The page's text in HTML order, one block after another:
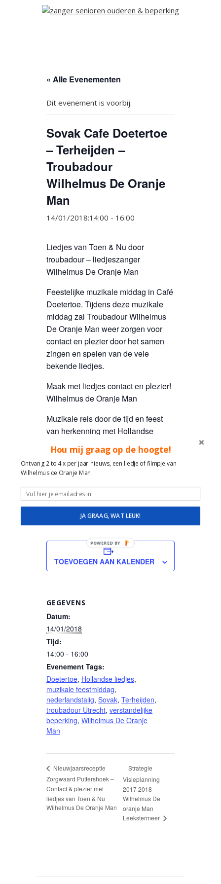
« Alle Evenementen
Dit evenement is voorbij.
Sovak Cafe Doetertoe
– Terheijden –
Troubadour
Wilhelmus De Oranje
Man
14/01/2018:14:00 - 16:00
Liedjes van Toen & Nu door
troubadour – liedjeszanger
Wilhelmus De Oranje Man
Feestelijke muzikale middag in Café
Doetertoe. Tijdens deze muzikale
middag zal Troubadour Wilhelmus
De Oranje Man weer zorgen voor
contact en plezier door het samen
zingen en spelen van de vele
bekende liedjes.
Maak met liedjes contact en plezier!
Wilhelmus de Oranje Man
Muzikale reis door de tijd en feest
van herkenning met Hollandse
liedjes van Toen en nu!
Veel ervaring, plezier, ruimte en
geduld in de omgang met mensen
met dementie, alzheimer,
verstandelijk beperking, lichamelijke
beperking.
TOEVOEGEN AAN KALENDER
GEGEVENS
Datum:
14/01/2018
Tijd:
14:00 - 16:00
Evenement Tags:
Doetertoe, Hollandse liedjes,
muzikale feestmiddag,
nederlandstalig, Sovak, Terheijden,
troubadour Utrecht, verstandelijke
beperking, Wilhelmus De Oranje
Man
Nieuwjaarsreceptie
Zorgwaard Puttershoek –
Contact & plezier met
liedjes van Toen & Nu
Wilhelmus De Oranje Man
Strategie
Visieplanning
2017 2018 –
Wilhelmus De
oranje Man
Leekstermeer
Hou mij graag op de hoogte!
Ontvang 2 to 4 x per jaar nieuws, een liedje of filmpje van
Wilhelmus de Oranje Man
JA GRAAG, WAT LEUK!
POWERED BY